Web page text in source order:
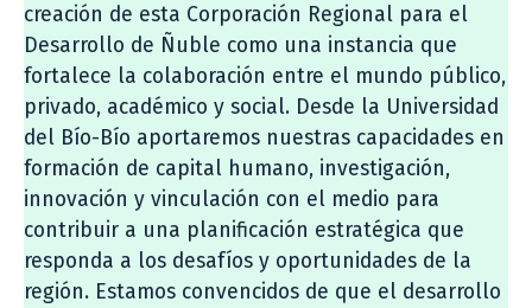
creación de esta Corporación Regional para el
Desarrollo de Ñuble como una instancia que
fortalece la colaboración entre el mundo público,
privado, académico y social. Desde la Universidad
del Bío-Bío aportaremos nuestras capacidades en
formación de capital humano, investigación,
innovación y vinculación con el medio para
contribuir a una planificación estratégica que
responda a los desafíos y oportunidades de la
región. Estamos convencidos de que el desarrollo